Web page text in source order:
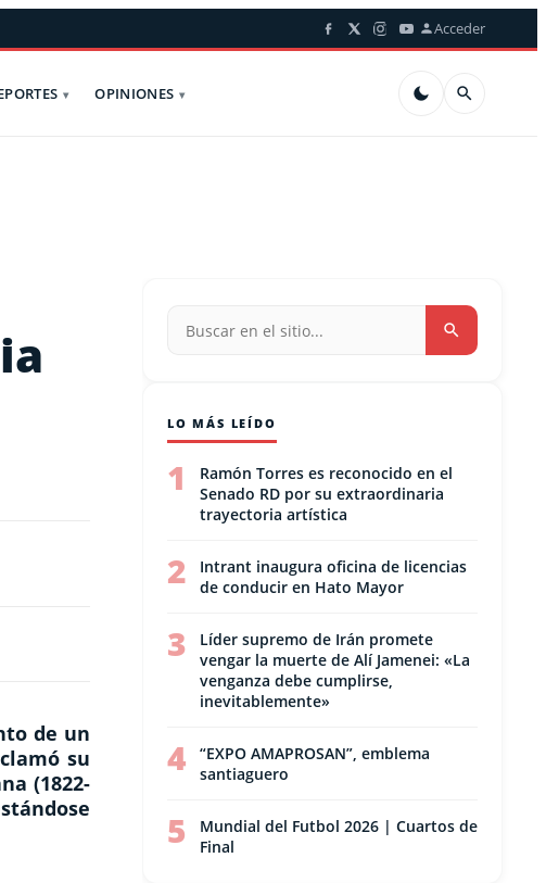
Acceder
OPINIONES
de un
su
(1822-
LO MÁS LEÍDO
1
Ramón Torres es reconocido en el
Senado RD por su extraordinaria
trayectoria artística
2
Intrant inaugura oficina de licencias
de conducir en Hato Mayor
3
Líder supremo de Irán promete
vengar la muerte de Alí Jamenei: «La
venganza debe cumplirse,
inevitablemente»
4
“EXPO AMAPROSAN”, emblema
santiaguero
5
Mundial del Futbol 2026 | Cuartos de
Final